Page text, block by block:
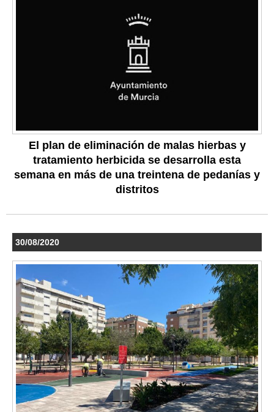
El plan de eliminación de malas hierbas y
tratamiento herbicida se desarrolla esta
semana en más de una treintena de pedanías y
distritos
30/08/2020